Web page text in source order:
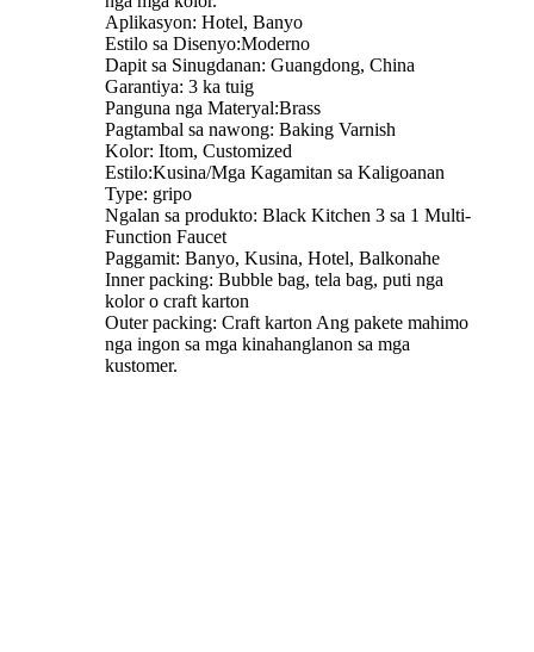
Aplikasyon: Hotel, Banyo
Estilo sa Disenyo:Moderno
Dapit sa Sinugdanan: Guangdong, China
Garantiya: 3 ka tuig
Panguna nga Materyal:Brass
Pagtambal sa nawong: Baking Varnish
Kolor: Itom, Customized
Estilo:Kusina/Mga Kagamitan sa Kaligoanan
Type: gripo
Ngalan sa produkto: Black Kitchen 3 sa 1 Multi-
Function Faucet
Paggamit: Banyo, Kusina, Hotel, Balkonahe
Inner packing: Bubble bag, tela bag, puti nga
kolor o craft karton
Outer packing: Craft karton Ang pakete mahimo
nga ingon sa mga kinahanglanon sa mga
kustomer.